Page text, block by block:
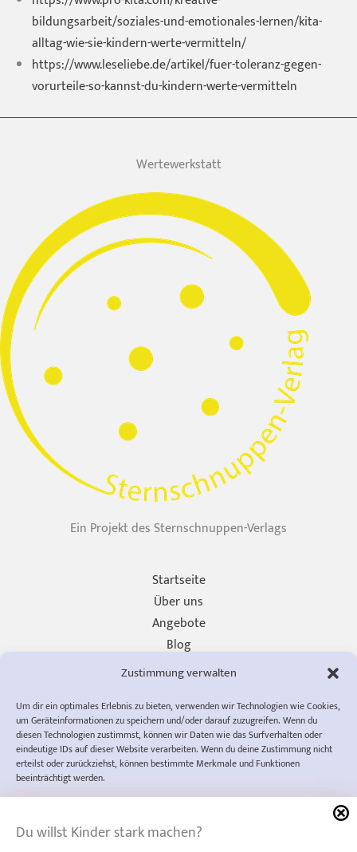
Zustimmung verwalten
Um dir ein optimales Erlebnis zu bieten, verwenden wir Technologien wie Cookies,
um Geräteinformationen zu speichern und/oder darauf zuzugreifen. Wenn du
diesen Technologien zustimmst, können wir Daten wie das Surfverhalten oder
eindeutige IDs auf dieser Website verarbeiten. Wenn du deine Zustimmung nicht
erteilst oder zurückziehst, können bestimmte Merkmale und Funktionen
beeinträchtigt werden.
Akzeptieren
bildungsarbeit/soziales-und-emotionales-lernen/kita-
alltag-wie-sie-kindern-werte-vermitteln/
https://www.leseliebe.de/artikel/fuer-toleranz-gegen-
vorurteile-so-kannst-du-kindern-werte-vermitteln
Du willst Kinder stark machen?
Wertewerkstatt
Ein Projekt des Sternschnuppen-Verlags
Startseite
Über uns
Angebote
Blog
Unterstützen
Impressum
Datenschutzerklärung
Cookie-Richtlinie (EU)
AGB
info@diewompets.de
diewompets
Sofia Rust
Wertewerkstatt